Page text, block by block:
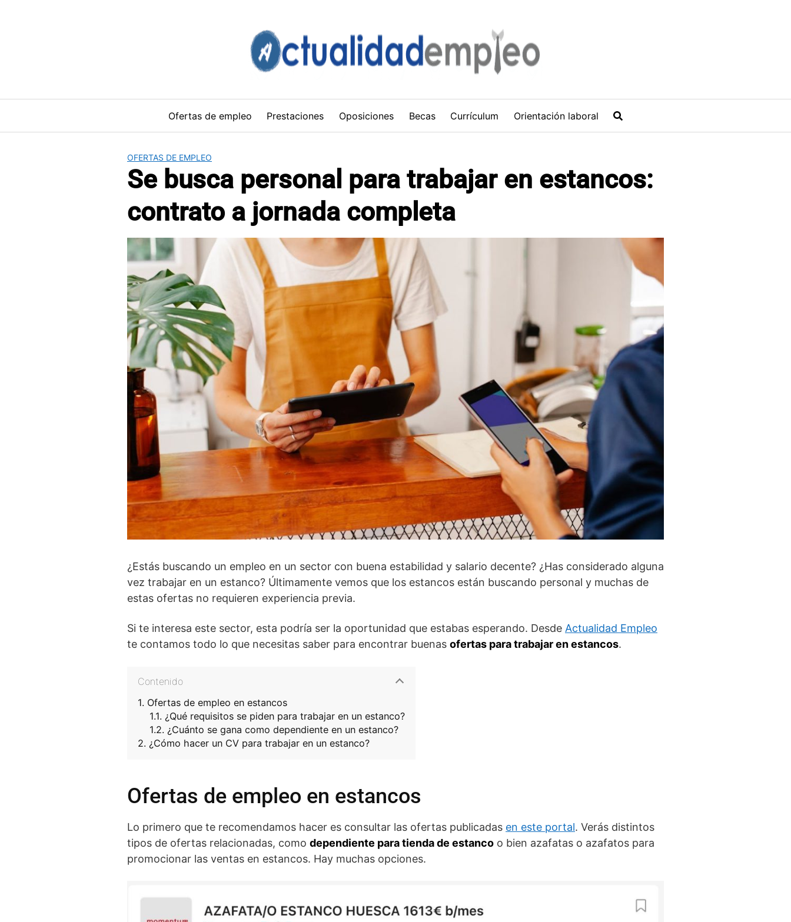
Ofertas de empleo Prestaciones Oposiciones Becas Currículum Orientación laboral
OFERTAS DE EMPLEO
Se busca personal para trabajar en estancos:
contrato a jornada completa
¿Estás buscando un empleo en un sector con buena estabilidad y salario decente? ¿Has considerado alguna
vez trabajar en un estanco? Últimamente vemos que los estancos están buscando personal y muchas de
estas ofertas no requieren experiencia previa.
Si te interesa este sector, esta podría ser la oportunidad que estabas esperando. Desde Actualidad Empleo
te contamos todo lo que necesitas saber para encontrar buenas ofertas para trabajar en estancos.
Contenido
Ofertas de empleo en estancos
¿Qué requisitos se piden para trabajar en un estanco?
¿Cuánto se gana como dependiente en un estanco?
¿Cómo hacer un CV para trabajar en un estanco?
Ofertas de empleo en estancos
Lo primero que te recomendamos hacer es consultar las ofertas publicadas en este portal. Verás distintos
tipos de ofertas relacionadas, como dependiente para tienda de estanco o bien azafatas o azafatos para
promocionar las ventas en estancos. Hay muchas opciones.